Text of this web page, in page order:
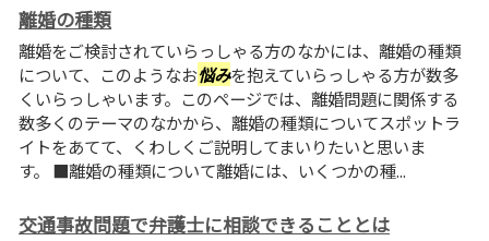
離婚の種類
離婚をご検討されていらっしゃる方のなかには、離婚の種類
について、このようなお悩みを抱えていらっしゃる方が数多
くいらっしゃいます。このページでは、離婚問題に関係する
数多くのテーマのなかから、離婚の種類についてスポットラ
イトをあてて、くわしくご説明してまいりたいと思いま
す。 ■離婚の種類について離婚には、いくつかの種...
交通事故問題で弁護士に相談できることとは